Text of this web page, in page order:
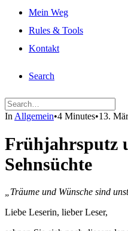
Mein Weg
Rules & Tools
Kontakt
Search
In Allgemein•4 Minutes•13.
Frühjahrsputz
Sehnsüchte
„Träume und Wünsche sind
Liebe Leserin, lieber Leser,